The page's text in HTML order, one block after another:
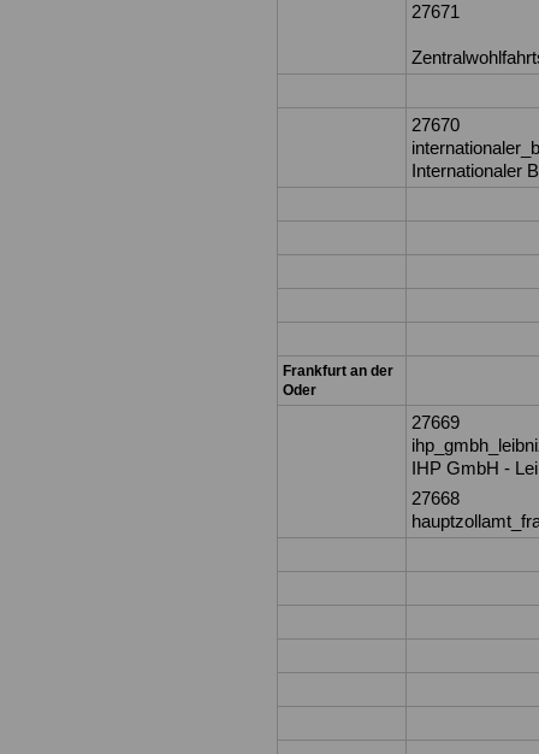
27671
27670
Internationaler
Frankfurt an der
Oder
27669
IHP GmbH -
27668